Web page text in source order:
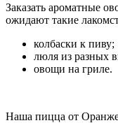
Заказать ароматные
ожидают такие
колбаски к пиву;
люля из разных
овощи на гриле.
Наша пицца от